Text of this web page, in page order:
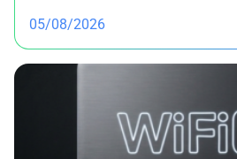
05/08/2026